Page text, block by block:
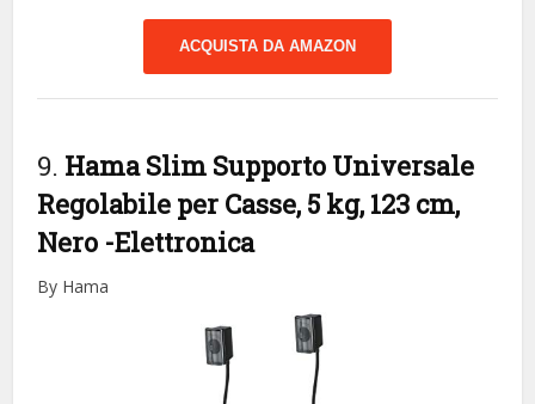
ACQUISTA DA AMAZON
9. Hama Slim Supporto Universale
Regolabile per Casse, 5 kg, 123 cm,
Nero -Elettronica
By Hama